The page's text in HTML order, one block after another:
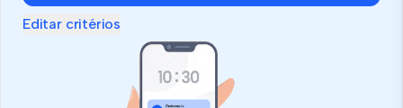
Editar critérios